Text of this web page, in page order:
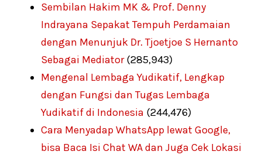
Sembilan Hakim MK & Prof. Denny
Indrayana Sepakat Tempuh Perdamaian
dengan Menunjuk Dr. Tjoetjoe S Hernanto
Sebagai Mediator (285,943)
Mengenal Lembaga Yudikatif, Lengkap
dengan Fungsi dan Tugas Lembaga
Yudikatif di Indonesia (244,476)
Cara Menyadap WhatsApp lewat Google,
bisa Baca Isi Chat WA dan Juga Cek Lokasi